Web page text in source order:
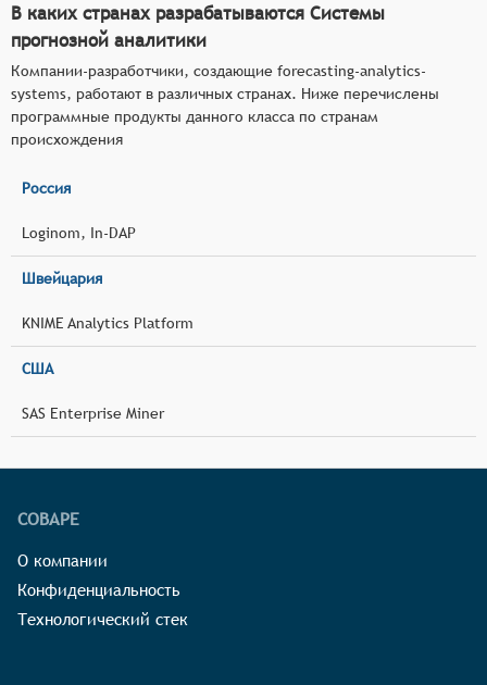
В каких странах разрабатываются Системы
прогнозной аналитики
Компании-разработчики, создающие forecasting-analytics-
systems, работают в различных странах. Ниже перечислены
программные продукты данного класса по странам
происхождения
Россия
Loginom, In-DAP
Швейцария
KNIME Analytics Platform
США
SAS Enterprise Miner
СОВАРЕ
О компании
Конфиденциальность
Технологический стек